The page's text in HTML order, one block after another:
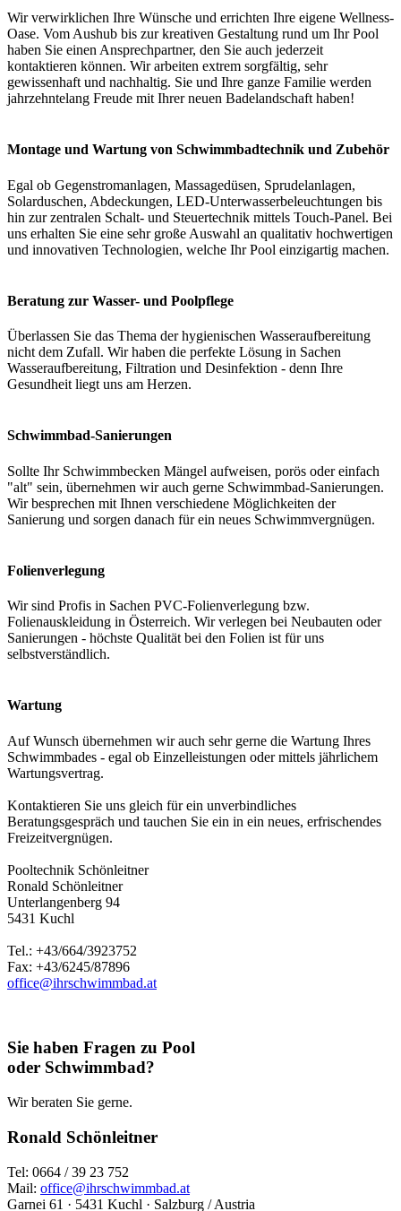
Wir verwirklichen Ihre Wünsche und errichten Ihre eigene Wellness-
Oase. Vom Aushub bis zur kreativen Gestaltung rund um Ihr Pool
haben Sie einen Ansprechpartner, den Sie auch jederzeit
kontaktieren können. Wir arbeiten extrem sorgfältig, sehr
gewissenhaft und nachhaltig. Sie und Ihre ganze Familie werden
jahrzehntelang Freude mit Ihrer neuen Badelandschaft haben!
Montage und Wartung von Schwimmbadtechnik und Zubehör
Egal ob Gegenstromanlagen, Massagedüsen, Sprudelanlagen,
Solarduschen, Abdeckungen, LED-Unterwasserbeleuchtungen bis
hin zur zentralen Schalt- und Steuertechnik mittels Touch-Panel. Bei
uns erhalten Sie eine sehr große Auswahl an qualitativ hochwertigen
und innovativen Technologien, welche Ihr Pool einzigartig machen.
Beratung zur Wasser- und Poolpflege
Überlassen Sie das Thema der hygienischen Wasseraufbereitung
nicht dem Zufall. Wir haben die perfekte Lösung in Sachen
Wasseraufbereitung, Filtration und Desinfektion - denn Ihre
Gesundheit liegt uns am Herzen.
Schwimmbad-Sanierungen
Sollte Ihr Schwimmbecken Mängel aufweisen, porös oder einfach
"alt" sein, übernehmen wir auch gerne Schwimmbad-Sanierungen.
Wir besprechen mit Ihnen verschiedene Möglichkeiten der
Sanierung und sorgen danach für ein neues Schwimmvergnügen.
Folienverlegung
Wir sind Profis in Sachen PVC-Folienverlegung bzw.
Folienauskleidung in Österreich. Wir verlegen bei Neubauten oder
Sanierungen - höchste Qualität bei den Folien ist für uns
selbstverständlich.
Wartung
Auf Wunsch übernehmen wir auch sehr gerne die Wartung Ihres
Schwimmbades - egal ob Einzelleistungen oder mittels jährlichem
Wartungsvertrag.
Kontaktieren Sie uns gleich für ein unverbindliches
Beratungsgespräch und tauchen Sie ein in ein neues, erfrischendes
Freizeitvergnügen.
Pooltechnik Schönleitner
Ronald Schönleitner
Unterlangenberg 94
5431 Kuchl
Tel.: +43/664/3923752
Fax: +43/6245/87896
office@ihrschwimmbad.at
Sie haben Fragen zu Pool
oder Schwimmbad?
Wir beraten Sie gerne.
Ronald Schönleitner
Tel: 0664 / 39 23 752
Mail: office@ihrschwimmbad.at
Garnei 61 · 5431 Kuchl · Salzburg / Austria